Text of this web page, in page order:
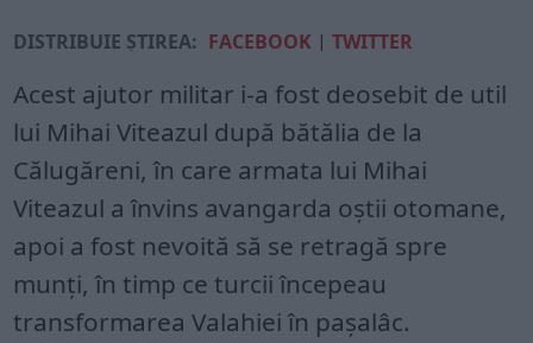
DISTRIBUIE ȘTIREA: FACEBOOK |TWITTER
Acest ajutor militar i-a fost deosebit de util
lui Mihai Viteazul după bătălia de la
Călugăreni, în care armata lui Mihai
Viteazul a învins avangarda oștii otomane,
apoi a fost nevoită să se retragă spre
munți, în timp ce turcii începeau
transformarea Valahiei în pașalâc.